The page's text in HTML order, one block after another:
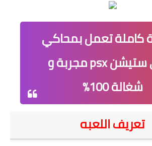
كاملة تعمل بمحاكي
البلاي ستيشن psx مجربة و
شغالة 100%
تعريف اللعبه